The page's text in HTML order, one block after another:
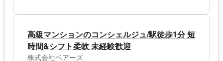
高級マンションのコンシェルジュ/駅徒歩1分 短
時間&シフト柔軟 未経験歓迎
株式会社ベアーズ